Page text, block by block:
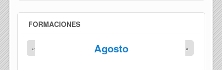
FORMACIONES
Agosto
« »